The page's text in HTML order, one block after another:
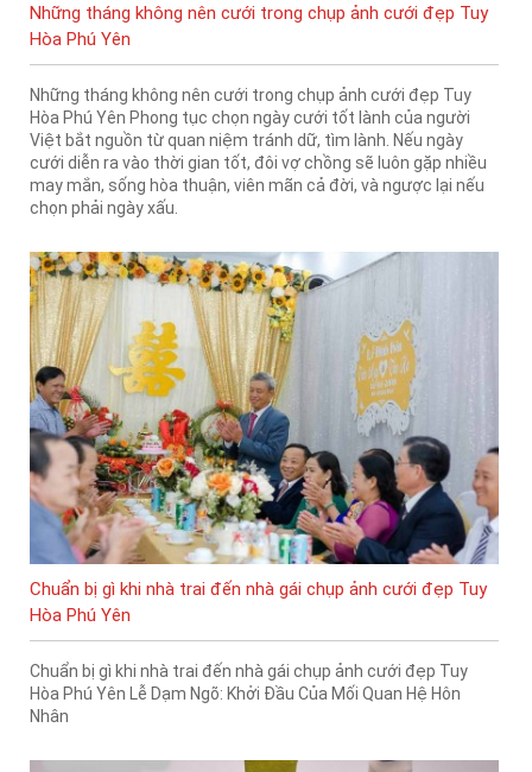
Những tháng không nên cưới trong chụp ảnh cưới đẹp Tuy
Hòa Phú Yên
Những tháng không nên cưới trong chụp ảnh cưới đẹp Tuy
Hòa Phú Yên Phong tục chọn ngày cưới tốt lành của người
Việt bắt nguồn từ quan niệm tránh dữ, tìm lành. Nếu ngày
cưới diễn ra vào thời gian tốt, đôi vợ chồng sẽ luôn gặp nhiều
may mắn, sống hòa thuận, viên mãn cả đời, và ngược lại nếu
chọn phải ngày xấu.
Chuẩn bị gì khi nhà trai đến nhà gái chụp ảnh cưới đẹp Tuy
Hòa Phú Yên
Chuẩn bị gì khi nhà trai đến nhà gái chụp ảnh cưới đẹp Tuy
Hòa Phú Yên Lễ Dạm Ngõ: Khởi Đầu Của Mối Quan Hệ Hôn
Nhân